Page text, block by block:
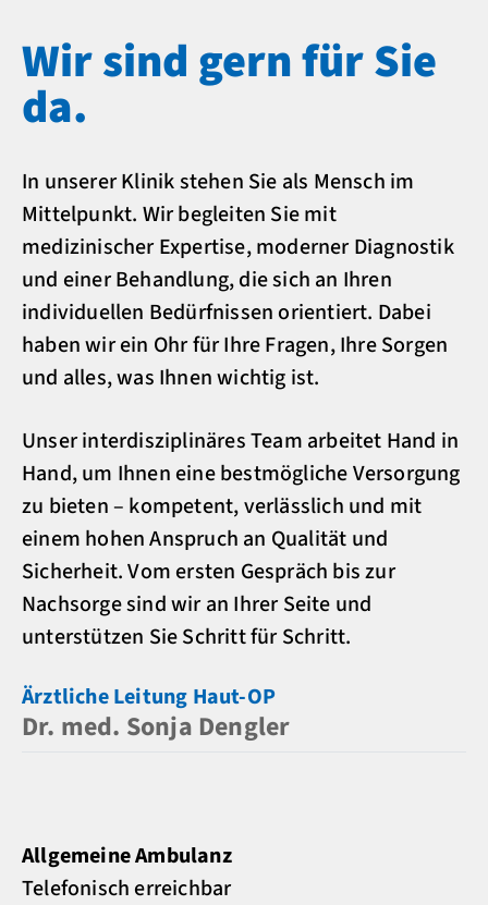
Wir sind gern für Sie
da.
In unserer Klinik stehen Sie als Mensch im
Mittelpunkt. Wir begleiten Sie mit
medizinischer Expertise, moderner Diagnostik
und einer Behandlung, die sich an Ihren
individuellen Bedürfnissen orientiert. Dabei
haben wir ein Ohr für Ihre Fragen, Ihre Sorgen
und alles, was Ihnen wichtig ist.
Unser interdisziplinäres Team arbeitet Hand in
Hand, um Ihnen eine bestmögliche Versorgung
zu bieten – kompetent, verlässlich und mit
einem hohen Anspruch an Qualität und
Sicherheit. Vom ersten Gespräch bis zur
Nachsorge sind wir an Ihrer Seite und
unterstützen Sie Schritt für Schritt.
Ärztliche Leitung Haut-OP
Dr. med. Sonja Dengler
Allgemeine Ambulanz
Telefonisch erreichbar